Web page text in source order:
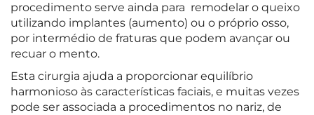
procedimento serve ainda para remodelar o queixo
utilizando implantes (aumento) ou o próprio osso,
por intermédio de fraturas que podem avançar ou
recuar o mento.
Esta cirurgia ajuda a proporcionar equilíbrio
harmonioso às características faciais, e muitas vezes
pode ser associada a procedimentos no nariz, de